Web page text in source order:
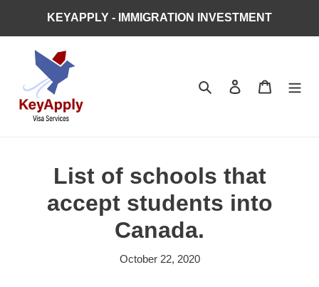
content
KEYAPPLY - IMMIGRATION INVESTMENT
Search Log in Cart
List of schools that
accept students into
Canada.
October 22, 2020